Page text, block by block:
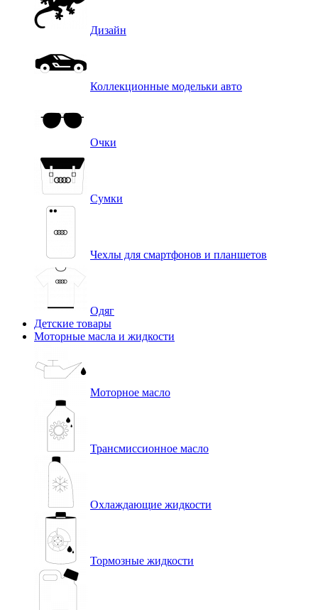
Дизайн
Коллекционные модельки авто
Очки
Сумки
Чехлы для смартфонов и планшетов
Одяг
Детские товары
Моторные масла и жидкости
Моторное масло
Трансмиссионное масло
Охлаждающие жидкости
Тормозные жидкости